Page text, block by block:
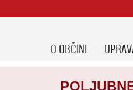
O OBČINI